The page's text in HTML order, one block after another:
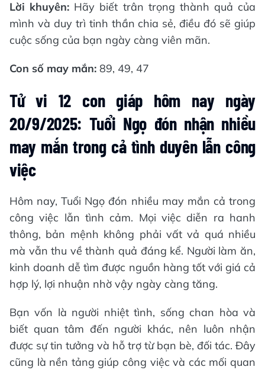
Lời khuyên: Hãy biết trân trọng thành quả của
mình và duy trì tinh thần chia sẻ, điều đó sẽ giúp
cuộc sống của bạn ngày càng viên mãn.
Con số may mắn: 89, 49, 47
Tử vi 12 con giáp hôm nay ngày
20/9/2025: Tuổi Ngọ đón nhận nhiều
may mắn trong cả tình duyên lẫn công
việc
Hôm nay, Tuổi Ngọ đón nhiều may mắn cả trong
công việc lẫn tình cảm. Mọi việc diễn ra hanh
thông, bản mệnh không phải vất vả quá nhiều
mà vẫn thu về thành quả đáng kể. Người làm ăn,
kinh doanh dễ tìm được nguồn hàng tốt với giá cả
hợp lý, lợi nhuận nhờ vậy ngày càng tăng.
Bạn vốn là người nhiệt tình, sống chan hòa và
biết quan tâm đến người khác, nên luôn nhận
được sự tin tưởng và hỗ trợ từ bạn bè, đối tác. Đây
cũng là nền tảng giúp công việc và các mối quan